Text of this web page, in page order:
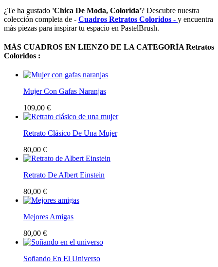
¿Te ha gustado 'Chica De Moda, Colorida'? Descubre nuestra
colección completa de - Cuadros Retratos Coloridos - y encuentra
más piezas para inspirar tu espacio en PastelBrush.
MÁS CUADROS EN LIENZO DE LA CATEGORÍA Retratos
Coloridos :
Mujer Con Gafas Naranjas
109,00 €
Retrato Clásico De Una Mujer
80,00 €
Retrato De Albert Einstein
80,00 €
Mejores Amigas
80,00 €
Soñando En El Universo